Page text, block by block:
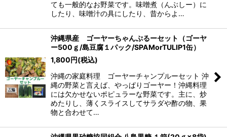
ても一般的なお野菜です。味噌煮（んぶしー）に
したり、味噌汁の具にしたり、昔からよ…
沖縄県産 ゴーヤーちゃんぷるーセット（ゴーヤ
ー500ｇ/島豆腐１パック/SPAMorTULIP1缶）
1,800円(税込)
沖縄の家庭料理 ゴーヤーチャンプルーセット 沖
縄の野菜と言えば、やっぱりゴーヤー！沖縄料理
には欠かせないポピュラーな野菜です。主に、炒
めたりし、薄くスライスしてサラダや酢の物、果
物と合わせて…